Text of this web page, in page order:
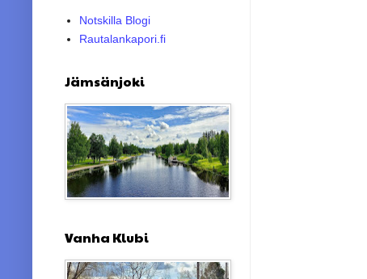
Notskilla Blogi
Rautalankapori.fi
Jämsänjoki
Vanha Klubi